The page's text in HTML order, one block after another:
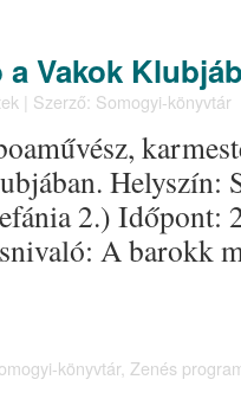
Vakok
| Szerző: Somogyi-könyvtár
Helyszín:
2.) Időpont:
A barokk
könyvtár, Zenés